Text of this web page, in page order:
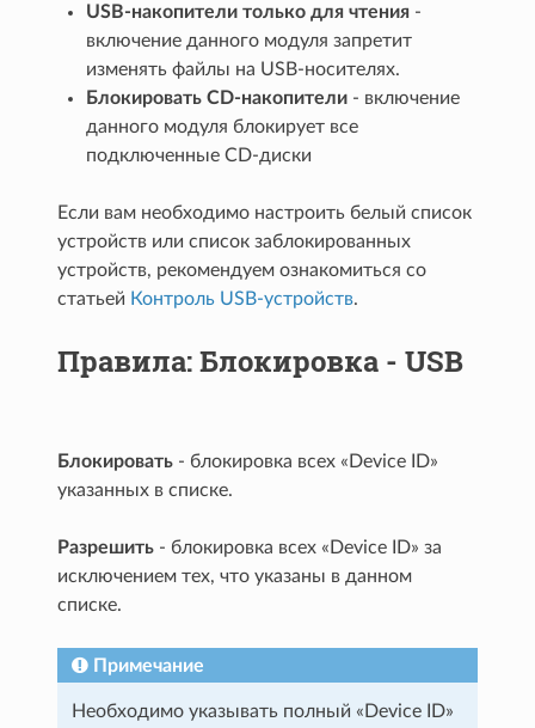
USB-накопители только для чтения -
включение данного модуля запретит
изменять файлы на USB-носителях.
Блокировать CD-накопители - включение
данного модуля блокирует все
подключенные CD-диски
Если вам необходимо настроить белый список
устройств или список заблокированных
устройств, рекомендуем ознакомиться со
статьей Контроль USB-устройств.
Правила: Блокировка - USB
Блокировать - блокировка всех «Device ID»
указанных в списке.
Разрешить - блокировка всех «Device ID» за
исключением тех, что указаны в данном
списке.
Примечание
Необходимо указывать полный «Device ID»